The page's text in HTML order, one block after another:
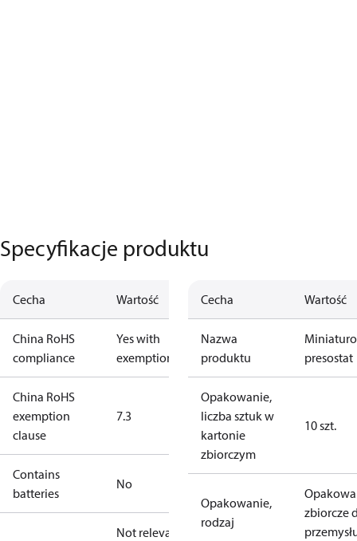
Specyfikacje produktu
Cecha Wartość
China RoHS
compliance
Yes with
exemptions
China RoHS
exemption
clause
7.3
Contains
batteries
No
Not relevant
Cecha Wartość
Nazwa
produktu
presostat
Opakowanie,
liczba sztuk w
kartonie
zbiorczym
10 szt.
Opakowanie,
rodzaj
zbiorcze